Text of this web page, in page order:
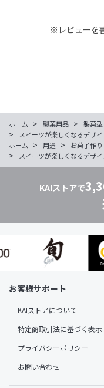
※レビューを
ホーム > 製菓用品 > 製菓型
>
スイーツが楽しくなるデザ
ホーム
> 用途 > お菓子作り
> スイーツが楽しくなるデザ
KAIストアで
お客様サポート
KAIストアについて
特定商取引法に基づく表示
プライバシーポリシー
お問い合わせ